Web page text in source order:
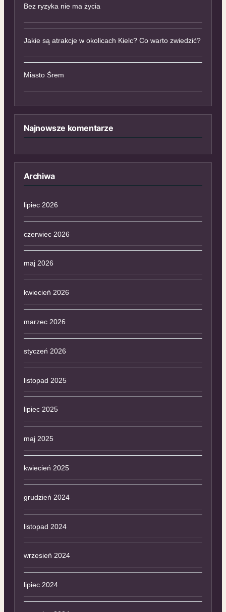
Bez ryzyka nie ma życia
Jakie są atrakcje w okolicach Kielc? Co warto zwiedzić?
Miasto Śrem
Najnowsze komentarze
Archiwa
lipiec 2026
czerwiec 2026
maj 2026
kwiecień 2026
marzec 2026
styczeń 2026
listopad 2025
lipiec 2025
maj 2025
kwiecień 2025
grudzień 2024
listopad 2024
wrzesień 2024
lipiec 2024